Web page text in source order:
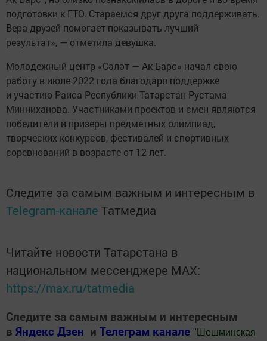
подготовки к ГТО. Стараемся друг друга поддерживать.
Вера друзей помогает показывать лучший
результат», — отметила девушка.
Молодежный центр «Сәләт — Ак Барс» начал свою
работу в июле 2022 года благодаря поддержке
и участию Раиса Республики Татарстан Рустама
Минниханова. Участниками проектов и смен являются
победители и призеры предметных олимпиад,
творческих конкурсов, фестивалей и спортивных
соревнований в возрасте от 12 лет.
Следите за самым важным и интересным в
Telegram-канале Татмедиа
Читайте новости Татарстана в
национальном мессенджере MАХ:
https://max.ru/tatmedia
Следите за самым важным и интересным
в Яндекс Дзен и Телеграм канале " Шешминская